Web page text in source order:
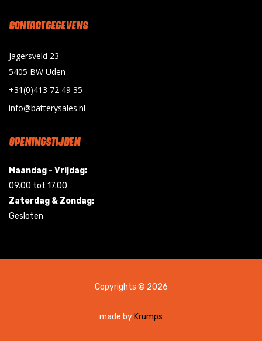
CONTACT GEGEVENS
Jagersveld 23
5405 BW Uden
+31(0)413 72 49 35
info@batterysales.nl
OPENINGSTIJDEN
Maandag - Vrijdag:
09.00 tot 17.00
Zaterdag & Zondag:
Gesloten
Copyrights © 2026
made by Krumps